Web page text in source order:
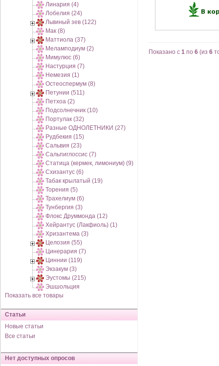
Линария (4)
Лобелия (24)
Львиный зев (122)
Мак (8)
Маттиола (37)
Меламподиум (2)
Мимулюс (6)
Настурция (7)
Немезия (1)
Остеоспермум (8)
Петунии (511)
Петхоа (2)
Подсолнечник (10)
Портулак (32)
Разные ОДНОЛЕТНИКИ (27)
Рудбекия (15)
Сальвия (23)
Сальпиглоссис (7)
Статица (кермек, лимониум) (9)
Схизантус (6)
Табак крылатый (19)
Торения (5)
Трахелиум (6)
Тунбергия (3)
Флокс Друммонда (12)
Хейрантус (Лакфиоль) (1)
Хризантема (3)
Целозия (55)
Цинерария (7)
Циннии (119)
Экзакум (3)
Эустомы (215)
Эшшольция
Показать все товары
Статьи
Новые статьи
Все статьи
Нет доступных опросов
Показано с 1 по 6 (из 6